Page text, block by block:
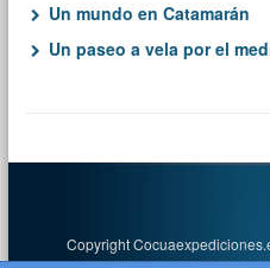
Un mundo en Catamarán
Un paseo a vela por el
Copyright